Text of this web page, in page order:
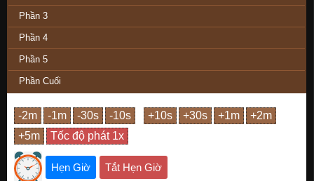
Phần 3
Phần 4
Phần 5
Phần Cuối
Hẹn Giờ Tắt Hẹn Giờ